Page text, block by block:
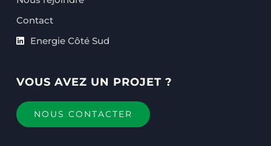
Contact
Energie Côté Sud
VOUS AVEZ UN PROJET ?
NOUS CONTACTER